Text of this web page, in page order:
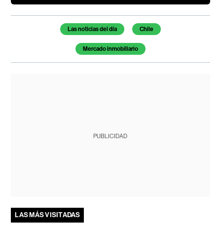
Temas de este artículo
Las noticias del día Chile
Mercado inmobiliario
PUBLICIDAD
LAS MÁS VISITADAS